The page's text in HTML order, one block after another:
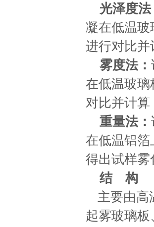
光泽度法
凝在低温
进行对比
雾度法：
在低温玻
对比并计
重量法：
在低温铝
得出试样
结 构
主要由高
起雾玻璃